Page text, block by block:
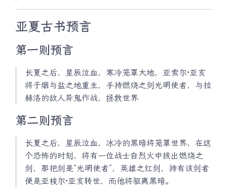
亚夏古书预言
第一则预言
长夏之后，星辰泣血，寒冷笼罩大地，亚索尔·亚亥
将于烟与盐之地重生，手持燃烧之剑光明使者，与拉
赫洛的敌人异鬼作战，拯救世界
第二则预言
长夏之后，星辰泣血，冰冷的黑暗将笼罩世界，在这
个恐怖的时刻，将有一位战士自烈火中拔出燃烧之
剑，那把剑是“光明使者”，英雄之红剑，持有该剑者
便是亚梭尔·亚亥转世，而他将驱离黑暗。